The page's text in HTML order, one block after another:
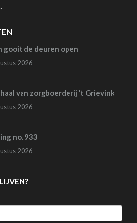
gooit de deuren open
2026
van zorgboerderij ’t Grievink
2026
no. 933
2026